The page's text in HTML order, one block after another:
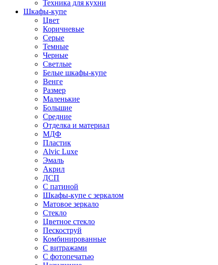
Техника для кухни
Шкафы-купе
Цвет
Коричневые
Серые
Темные
Черные
Светлые
Белые шкафы-купе
Венге
Размер
Маленькие
Большие
Средние
Отделка и материал
МДФ
Пластик
Alvic Luxe
Эмаль
Акрил
ДСП
С патиной
Шкафы-купе с зеркалом
Матовое зеркало
Стекло
Цветное стекло
Пескоструй
Комбинированные
С витражами
С фотопечатью